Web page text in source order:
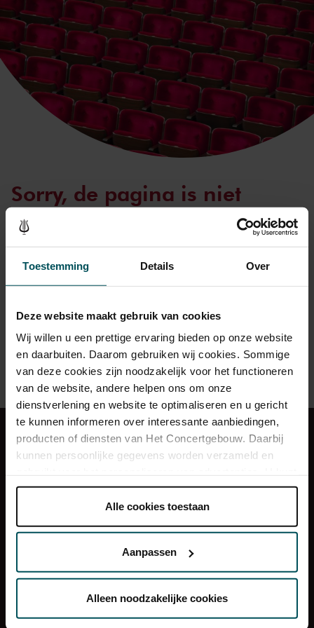
Toestemming Details Over
Deze website maakt gebruik van cookies
Wij willen u een prettige ervaring bieden op onze website
en daarbuiten. Daarom gebruiken wij cookies. Sommige
van deze cookies zijn noodzakelijk voor het functioneren
van de website, andere helpen ons om onze
dienstverlening en website te optimaliseren en u gericht
te kunnen informeren over interessante aanbiedingen,
producten of diensten van Het Concertgebouw. Daarbij
kunnen persoonlijke gegevens worden verzameld en
onder 'aanpassen' zelf welke cookies wij mogen
Lees onze cookieverklaring hier. Lees onze
Via decookieverklaringop onze website kunt u uw
Alle cookies toestaan
Aanpassen
Alleen noodzakelijke cookies
Skip to main content
Sorry, de pagina is niet
beschikbaar
Please check out the following suggestions:
Calendar
My account
Frequently Asked Questions
Concert Friends & Entrée
Restaurant LIER
Press
Organisation
Sign up for the newsletter